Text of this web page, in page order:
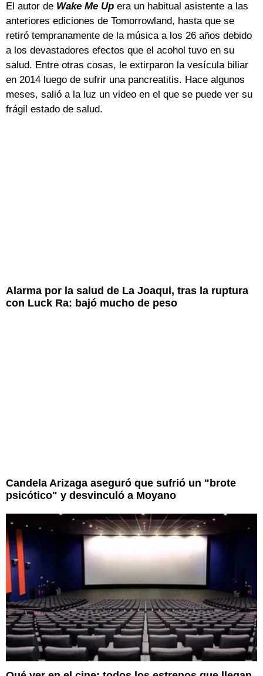
El autor de Wake Me Up era un habitual asistente a las
anteriores ediciones de Tomorrowland, hasta que se
retiró tempranamente de la música a los 26 años debido
a los devastadores efectos que el acohol tuvo en su
salud. Entre otras cosas, le extirparon la vesícula biliar
en 2014 luego de sufrir una pancreatitis. Hace algunos
meses, salió a la luz un video en el que se puede ver su
frágil estado de salud.
Alarma por la salud de La Joaqui, tras la ruptura
con Luck Ra: bajó mucho de peso
Candela Arizaga aseguró que sufrió un "brote
psicótico" y desvinculó a Moyano